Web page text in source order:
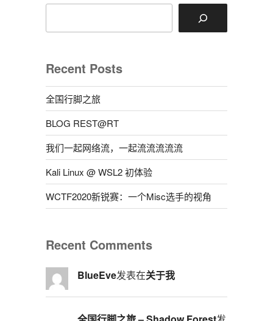
Recent Posts
全国行脚之旅
BLOG REST@RT
我们一起网络流，一起流流流流流
Kali Linux @ WSL2 初体验
WCTF2020新锐赛：一个Misc选手的视角
Recent Comments
BlueEve发表在关于我